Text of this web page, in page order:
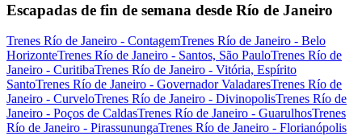
Escapadas de fin de semana desde Río de Janeiro
Trenes Río de Janeiro - ContagemTrenes Río de Janeiro - Belo
HorizonteTrenes Río de Janeiro - Santos, São PauloTrenes Río de
Janeiro - CuritibaTrenes Río de Janeiro - Vitória, Espírito
SantoTrenes Río de Janeiro - Governador ValadaresTrenes Río de
Janeiro - CurveloTrenes Río de Janeiro - DivinopolisTrenes Río de
Janeiro - Poços de CaldasTrenes Río de Janeiro - GuarulhosTrenes
Río de Janeiro - PirassunungaTrenes Río de Janeiro - Florianópolis